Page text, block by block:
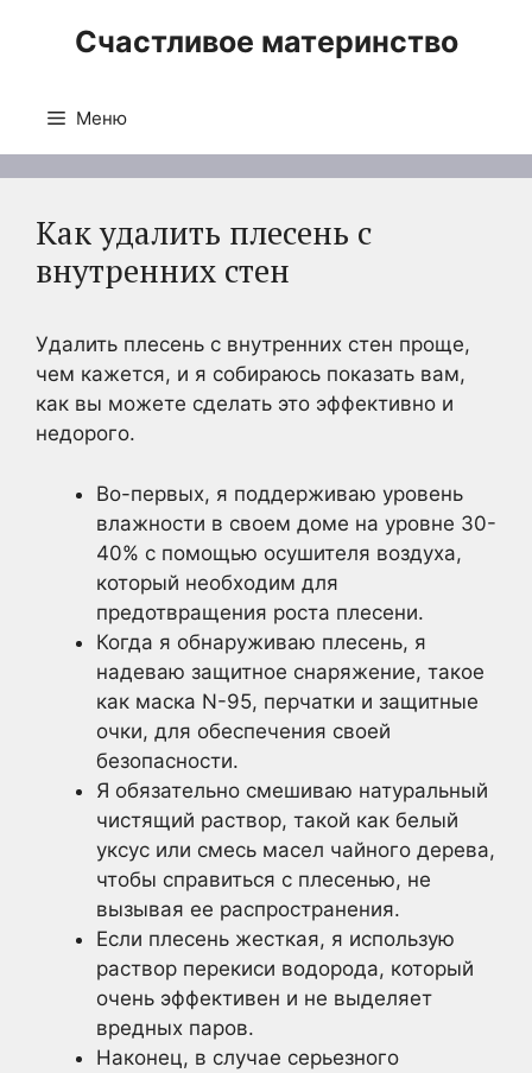
Счастливое материнство
Меню
Как удалить плесень с
внутренних стен
Удалить плесень с внутренних стен проще,
чем кажется, и я собираюсь показать вам,
как вы можете сделать это эффективно и
недорого.
Во-первых, я поддерживаю уровень
влажности в своем доме на уровне 30-
40% с помощью осушителя воздуха,
который необходим для
предотвращения роста плесени.
Когда я обнаруживаю плесень, я
надеваю защитное снаряжение, такое
как маска N-95, перчатки и защитные
очки, для обеспечения своей
безопасности.
Я обязательно смешиваю натуральный
чистящий раствор, такой как белый
уксус или смесь масел чайного дерева,
чтобы справиться с плесенью, не
вызывая ее распространения.
Если плесень жесткая, я использую
раствор перекиси водорода, который
очень эффективен и не выделяет
вредных паров.
Наконец, в случае серьезного